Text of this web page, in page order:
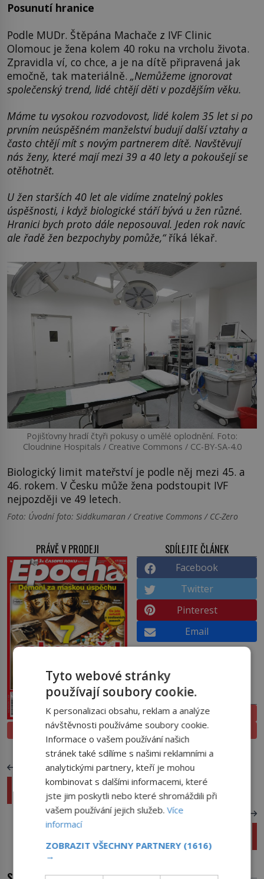
Posunutí hranice
Podle MUDr. Štěpána Machače z IVF Clinic
Olomouc je žena kolem 40 roku na vrcholu života.
Zpravidla ví, co chce, a je na dítě připravená jak
emočně, tak materiálně. „Nemůžeme ignorovat
společenský trend, lidé chtějí děti v pozdějším věku.
Máme tu vysokou rozvodovost, lidé kolem 35 let si po
prvním neúspěšném manželství budují další vztahy a
často chtějí mít s novým partnerem dítě. Navštěvují
nás ženy, které mají mezi 39 a 40 lety a pokoušejí se
otěhotnět.
U žen starších 40 let ale vidíme znatelný pokles
úspěšnosti, i když biologické stáří bývá u žen různé.
Hranici bych proto dále neposouval. Jeden rok navíc
ale řadě žen bezpochyby pomůže,“říká lékař.
Pojišťovny hradí čtyři pokusy o umělé oplodnění. Foto:
Cloudnine Hospitals / Creative Commons / CC-BY-SA-4.0
Biologický limit mateřství je podle něj mezi 45. a
46. rokem. V Česku může žena podstoupit IVF
nejpozději ve 49 letech.
Foto: Úvodní foto: Siddkumaran / Creative Commons / CC-Zero
PRÁVĚ V PRODEJI
PROLISTOVAT
SDÍLEJTE ČLÁNEK
Facebook
Twitter
Pinterest
Email
PŘEDPLATNÉ
ELEKTRONICKÉ
TIŠTĚNÉ
PŘEDCHOZÍ ČLÁNEK
Bighorn Medicine Wheel: Místo v horách milují
Indiáni i turisté
Nadvláda žen nad muži: Existoval vůbec někdy
matriarchát?
Tyto webové stránky
používají soubory cookie.
K personalizaci obsahu, reklam a analýze
návštěvnosti používáme soubory cookie.
Informace o vašem používání našich
stránek také sdílíme s našimi reklamními a
analytickými partnery, kteří je mohou
kombinovat s dalšími informacemi, které
jste jim poskytli nebo které shromáždili při
vašem používání jejich služeb.Více
informací
ZOBRAZIT VŠECHNY PARTNERY (1616)
→